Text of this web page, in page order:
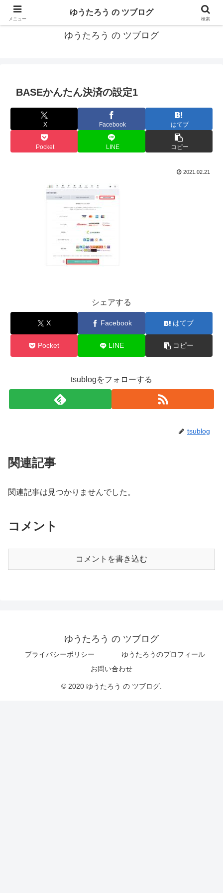
カリフォルニアMBA卒40代がMBA・キャリアとEコマースについて発信
ゆうたろう の ツブログ
BASEかんたん決済の設定1
X Facebook はてブ
Pocket LINE コピー
2021.02.21
シェアする
X Facebook はてブ
Pocket LINE コピー
tsublogをフォローする
tsublog
関連記事
関連記事は見つかりませんでした。
コメント
コメントを書き込む
ゆうたろう の ツブログ
プライバシーポリシー
ゆうたろうのプロフィール
お問い合わせ
© 2020 ゆうたろう の ツブログ.
メニュー
ゆうたろう の ツブログ
検索